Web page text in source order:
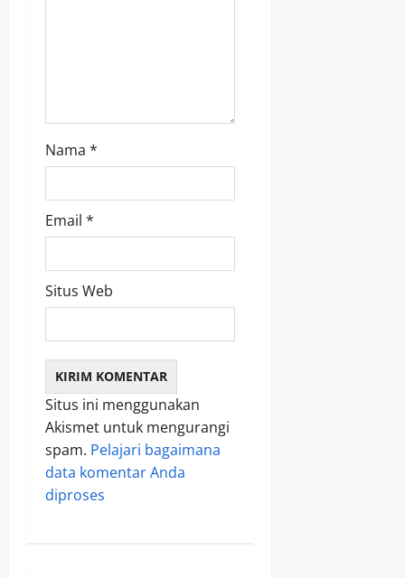
Nama *
Email *
Situs Web
Situs ini menggunakan
Akismet untuk mengurangi
spam. Pelajari bagaimana
data komentar Anda
diproses